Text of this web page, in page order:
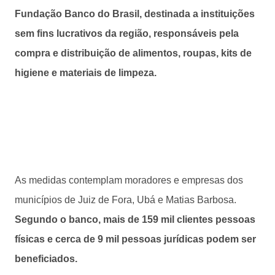
Fundação Banco do Brasil, destinada a instituições
sem fins lucrativos da região, responsáveis pela
compra e distribuição de alimentos, roupas, kits de
higiene e materiais de limpeza.
As medidas contemplam moradores e empresas dos
municípios de Juiz de Fora, Ubá e Matias Barbosa.
Segundo o banco, mais de 159 mil clientes pessoas
físicas e cerca de 9 mil pessoas jurídicas podem ser
beneficiados.